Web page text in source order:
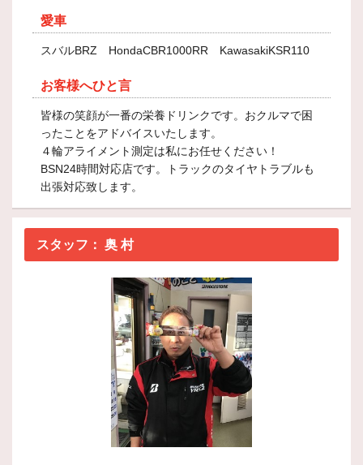
愛車
スバルBRZ HondaCBR1000RR KawasakiKSR110
お客様へひと言
皆様の笑顔が一番の栄養ドリンクです。おクルマで困
ったことをアドバイスいたします。
４輪アライメント測定は私にお任せください！
BSN24時間対応店です。トラックのタイヤトラブルも
出張対応致します。
スタッフ： 奥 村